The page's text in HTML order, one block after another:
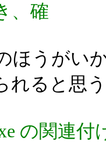
、確
ほうがい
れると思
の関連付